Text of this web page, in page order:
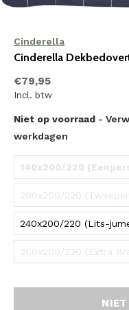
Cinderella
Cinderella
€79,95
Incl. btw
Niet op voorraad -
werkdagen
140x200/220
200x200/220
240x200/220 (Lits-
260x200/220 (Extra
NIET